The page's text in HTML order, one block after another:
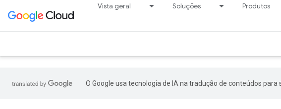
Vista geral Soluções Produtos
O Google usa tecnologia de IA na tradução de conteúdos